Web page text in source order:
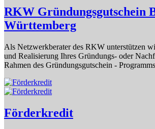
RKW Gründungsgutschein
Württemberg
Als Netzwerkberater des RKW unterstützen
und Realisierung Ihres Gründungs- oder
Rahmen des Gründungsgutschein -
Förderkredit